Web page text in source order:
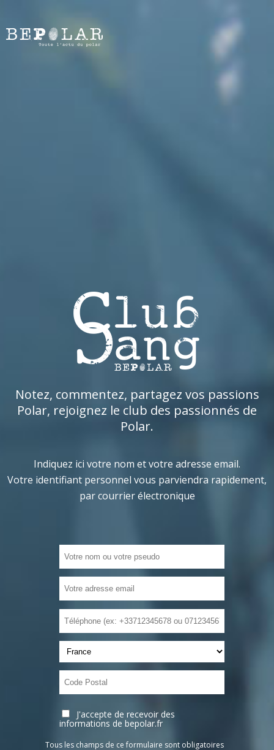
Notez, commentez, partagez vos passions
Polar, rejoignez le club des passionnés de
Polar.
Indiquez ici votre nom et votre adresse email.
Votre identifiant personnel vous parviendra rapidement,
par courrier électronique
J'accepte de recevoir des
informations de bepolar.fr
Tous les champs de ce formulaire sont obligatoires